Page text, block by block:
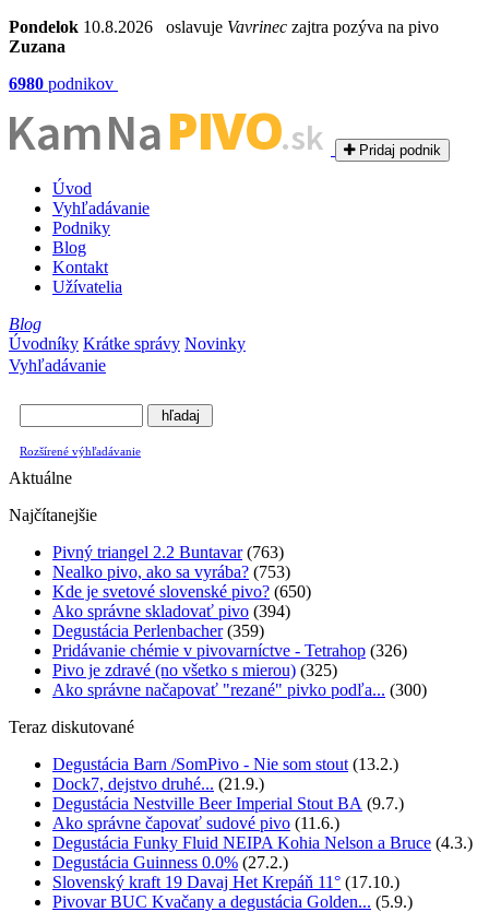
Pondelok 10.8.2026 oslavuje Vavrinec zajtra pozýva na pivo
Zuzana
6980 podnikov
Kam NaPIVO.sk Pridaj podnik
Úvod
Vyhľadávanie
Podniky
Blog
Kontakt
Užívatelia
Blog
Úvodníky Krátke správy Novinky
Vyhľadávanie
Rozšírené výhľadávanie
Aktuálne
Najčítanejšie
Pivný triangel 2.2 Buntavar(763)
Nealko pivo, ako sa vyrába? (753)
Kde je svetové slovenské pivo? (650)
Ako správne skladovať pivo (394)
Degustácia Perlenbacher(359)
Pridávanie chémie v pivovarníctve - Tetrahop (326)
Pivo je zdravé (no všetko s mierou) (325)
Ako správne načapovať "rezané" pivko podľa... (300)
Teraz diskutované
Degustácia Barn /SomPivo - Nie som stout (13.2.)
Dock7, dejstvo druhé... (21.9.)
Degustácia Nestville Beer Imperial Stout BA (9.7.)
Ako správne čapovať sudové pivo (11.6.)
Degustácia Funky Fluid NEIPA Kohia Nelson a Bruce (4.3.)
Degustácia Guinness 0.0% (27.2.)
Slovenský kraft 19 Davaj Het Krepáň 11° (17.10.)
Pivovar BUC Kvačany a degustácia Golden... (5.9.)